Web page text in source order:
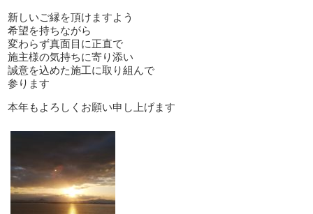
新しいご縁を頂けますよう
希望を持ちながら
変わらず真面目に正直で
施主様の気持ちに寄り添い
誠意を込めた施工に取り組んで
参ります
本年もよろしくお願い申し上げます